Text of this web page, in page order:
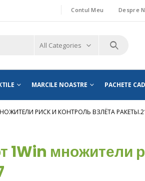
Contul Meu Despre
All Categories
MARCILE NOASTRE PACHETE
РИСК И КОНТРОЛЬ ВЗЛЁТА
1Win множители